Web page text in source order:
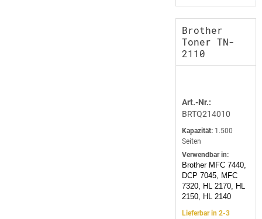
Brother
Toner TN-
2110
Art.-Nr.:
BRTQ214010
Kapazität: 1.500
Seiten
Verwendbar in:
Brother MFC 7440,
DCP 7045, MFC
7320, HL 2170, HL
2150, HL 2140
Lieferbar in 2-3